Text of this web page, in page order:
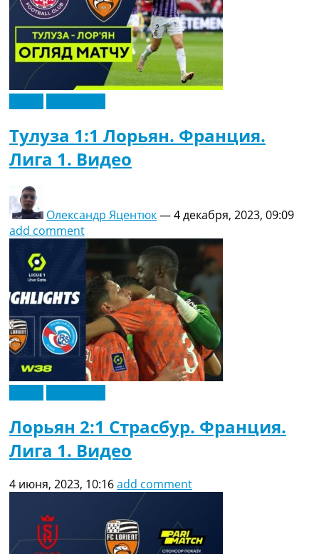
Тулуза 1:1 Лорьян. Франция.
Лига 1. Видео
Олександр Яцентюк—4 декабря, 2023, 09:09
add comment
Лорьян 2:1 Страсбур. Франция.
Лига 1. Видео
4 июня, 2023, 10:16add comment